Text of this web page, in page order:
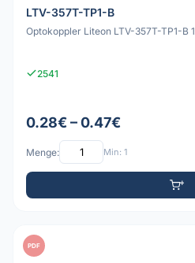
LTV-357T-TP1-B
Optokoppler Liteon LTV-357T-TP1-B
2541
0.28€ – 0.47€
Menge: Min: 1
PDF